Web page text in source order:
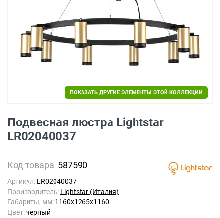
ПОКАЗАТЬ ДРУГИЕ ЭЛЕМЕНТЫ ЭТОЙ КОЛЛЕКЦИИ
Подвесная люстра Lightstar
LR02040037
Код товара: 587590
Артикул: LR02040037
Производитель: Lightstar (Италия)
Габариты, мм: 1160x1265x1160
Цвет:черный